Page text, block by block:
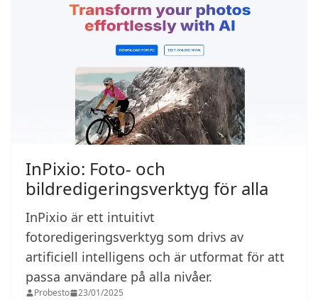
InPixio: Foto- och
bildredigeringsverktyg för alla
InPixio är ett intuitivt
fotoredigeringsverktyg som drivs av
artificiell intelligens och är utformat för att
passa användare på alla nivåer.
Probesto 23/01/2025